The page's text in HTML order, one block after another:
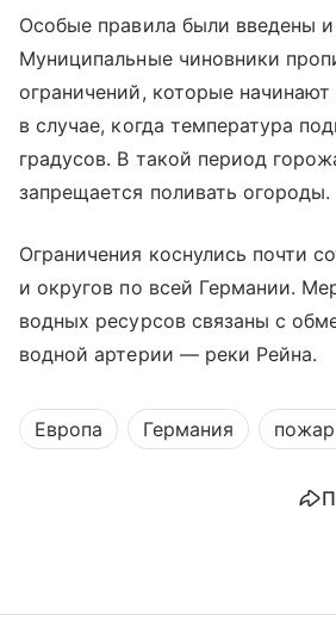
Особые правила были введены и
Муниципальные чиновники
ограничений, которые
в случае, когда температура
градусов. В такой период
запрещается поливать огороды.
Ограничения коснулись почти
и округов по всей Германии.
водных ресурсов связаны с
водной артерии — реки Рейна.
Европа Германия